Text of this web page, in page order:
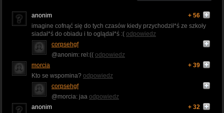
anonim
+ 56
imagine cofnąć się do tych czasów kiedy przychodził*ś ze szkoły
siadał*ś do obiadu i to oglądał*ś :( odpowiedz
corpsehgf
@anonim: rel:(( odpowiedz
morcia
+ 39
Kto se wspomina? odpowiedz
corpsehgf
@morcia: jaa odpowiedz
anonim
+ 32